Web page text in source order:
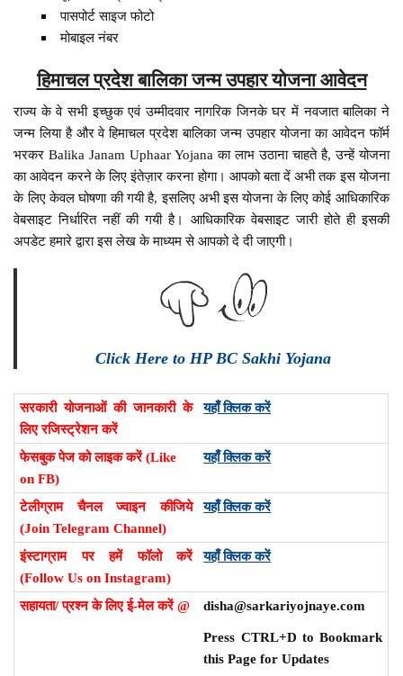
पासपोर्ट साइज फोटो
मोबाइल नंबर
हिमाचल प्रदेश बालिका जन्म उपहार योजना आवेदन
राज्य के वे सभी इच्छुक एवं उम्मीदवार नागरिक जिनके घर में नवजात बालिका ने
जन्म लिया है और वे हिमाचल प्रदेश बालिका जन्म उपहार योजना का आवेदन फॉर्म
भरकर Balika Janam Uphaar Yojana का लाभ उठाना चाहते है, उन्हें योजना
का आवेदन करने के लिए इंतेज़ार करना होगा। आपको बता दें अभी तक इस योजना
के लिए केवल घोषणा की गयी है, इसलिए अभी इस योजना के लिए कोई आधिकारिक
वेबसाइट निर्धारित नहीं की गयी है। आधिकारिक वेबसाइट जारी होते ही इसकी
अपडेट हमारे द्वारा इस लेख के माध्यम से आपको दे दी जाएगी।
Click Here to HP BC Sakhi Yojana
सरकारी योजनाओं की जानकारी के
लिए रजिस्ट्रेशन करें
यहाँ क्लिक करें
फेसबुक पेज को लाइक करें (Like
on FB)
यहाँ क्लिक करें
टेलीग्राम चैनल ज्वाइन कीजिये
(Join Telegram Channel)
यहाँ क्लिक करें
इंस्टाग्राम पर हमें फॉलो करें
(Follow Us on Instagram)
यहाँ क्लिक करें
सहायता/ प्रश्न के लिए ई-मेल करें @ disha@sarkariyojnaye.com
Press CTRL+D to Bookmark
this Page for Updates